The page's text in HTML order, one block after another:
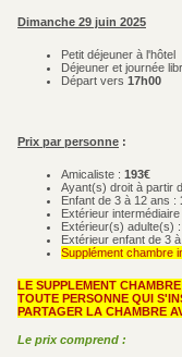
Dimanche 29 juin 2025
Petit déjeuner à l'hôtel
Déjeuner et journée
Départ vers 17h00
Prix par personne :
Amicaliste : 193€
Ayant(s) droit à partir
Enfant de 3 à 12 ans :
Extérieur
Extérieur(s) adulte(s)
Extérieur enfant de 3
Supplément chambre
LE SUPPLEMENT
TOUTE PERSONNE QUI
PARTAGER LA CHAMBRE
Le prix comprend :